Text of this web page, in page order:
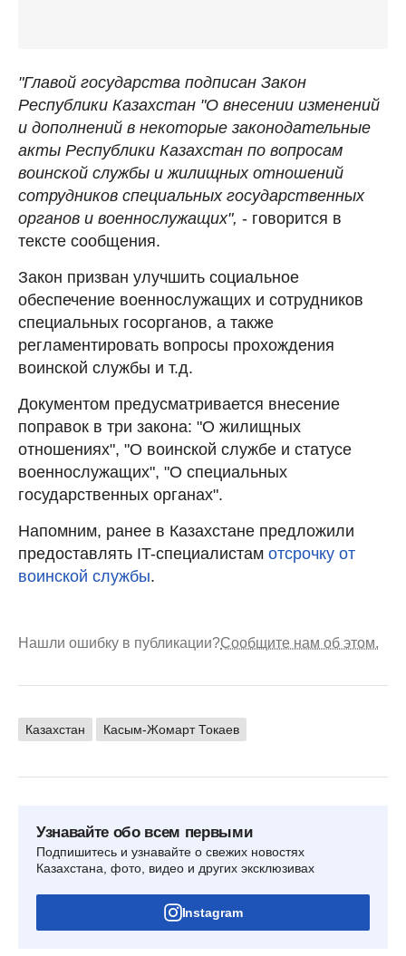
"Главой государства подписан Закон
Республики Казахстан "О внесении изменений
и дополнений в некоторые законодательные
акты Республики Казахстан по вопросам
воинской службы и жилищных отношений
сотрудников специальных государственных
органов и военнослужащих", - говорится в
тексте сообщения.
Закон призван улучшить социальное
обеспечение военнослужащих и сотрудников
специальных госорганов, а также
регламентировать вопросы прохождения
воинской службы и т.д.
Документом предусматривается внесение
поправок в три закона: "О жилищных
отношениях", "О воинской службе и статусе
военнослужащих", "О специальных
государственных органах".
Напомним, ранее в Казахстане предложили
предоставлять IT-специалистам отсрочку от
воинской службы.
Нашли ошибку в публикации?Сообщите нам об этом.
Казахстан Касым-Жомарт Токаев
Узнавайте обо всем первыми
Подпишитесь и узнавайте о свежих новостях
Казахстана, фото, видео и других эксклюзивах
Instagram